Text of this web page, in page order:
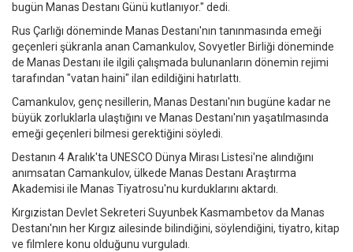
bugün Manas Destanı Günü kutlanıyor." dedi.
Rus Çarlığı döneminde Manas Destanı'nın tanınmasında emeği
geçenleri şükranla anan Camankulov, Sovyetler Birliği döneminde
de Manas Destanı ile ilgili çalışmada bulunanların dönemin rejimi
tarafından "vatan haini" ilan edildiğini hatırlattı.
Camankulov, genç nesillerin, Manas Destanı'nın bugüne kadar ne
büyük zorluklarla ulaştığını ve Manas Destanı'nın yaşatılmasında
emeği geçenleri bilmesi gerektiğini söyledi.
Destanın 4 Aralık'ta UNESCO Dünya Mirası Listesi'ne alındığını
anımsatan Camankulov, ülkede Manas Destanı Araştırma
Akademisi ile Manas Tiyatrosu'nu kurduklarını aktardı.
Kırgızistan Devlet Sekreteri Suyunbek Kasmambetov da Manas
Destanı'nın her Kırgız ailesinde bilindiğini, söylendiğini, tiyatro, kitap
ve filmlere konu olduğunu vurguladı.